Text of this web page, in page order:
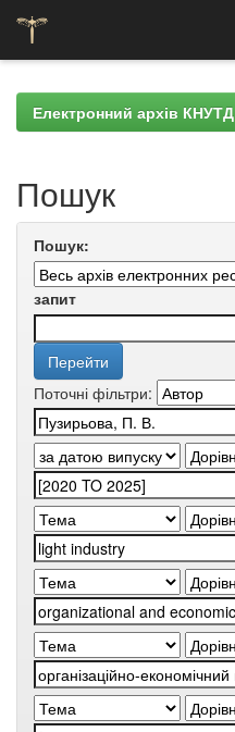
navigationЕлектронний архів КНУТД
Пошук
Пошук:
запит
Поточні фільтри: